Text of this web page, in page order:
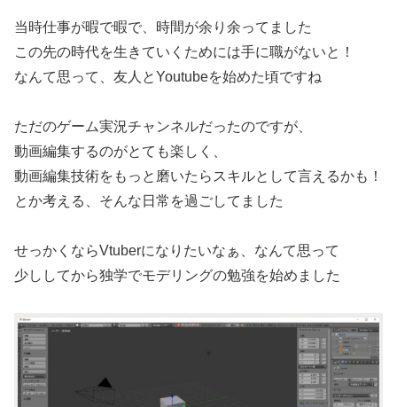
当時仕事が暇で暇で、時間が余り余ってました
この先の時代を生きていくためには手に職がないと！
なんて思って、友人とYoutubeを始めた頃ですね
ただのゲーム実況チャンネルだったのですが、
動画編集するのがとても楽しく、
動画編集技術をもっと磨いたらスキルとして言えるかも！
とか考える、そんな日常を過ごしてました
せっかくならVtuberになりたいなぁ、なんて思って
少ししてから独学でモデリングの勉強を始めました